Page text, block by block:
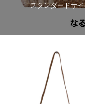
スタンダードサ